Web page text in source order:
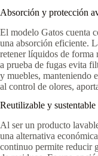
Absorción y protección
El modelo Gatos cuenta
una absorción eficiente.
retener líquidos de forma
a prueba de fugas evita
y muebles, manteniendo
al control de olores,
Reutilizable y sustentable
Al ser un producto
una alternativa
continuo permite reducir